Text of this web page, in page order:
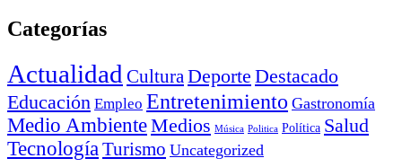
Categorías
Actualidad CulturaDeporte Destacado
Educación Empleo Entretenimiento Gastronomía
Medio AmbienteMedios Música Politica Política Salud
Tecnología Turismo Uncategorized